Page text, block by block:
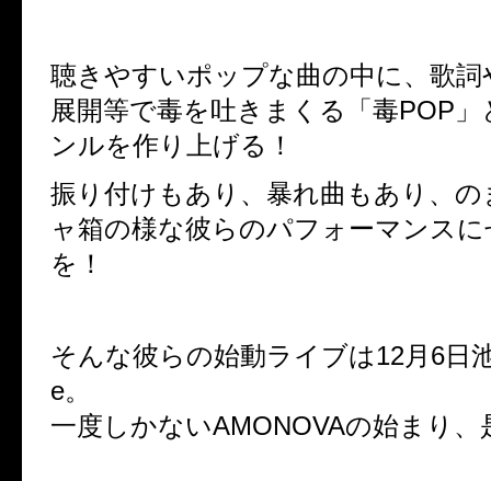
聴きやすいポップな曲の中に、歌詞
展開等で毒を吐きまくる「毒POP
ンルを作り上げる！
振り付けもあり、暴れ曲もあり、
ャ箱の様な彼らのパフォーマンス
を！
そんな彼らの始動ライブは12月6日
e。
一度しかないAMONOVAの始まり、